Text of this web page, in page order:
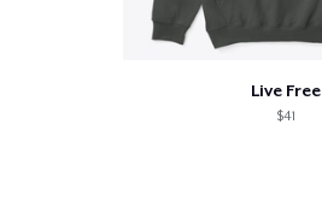
Live Free
$41